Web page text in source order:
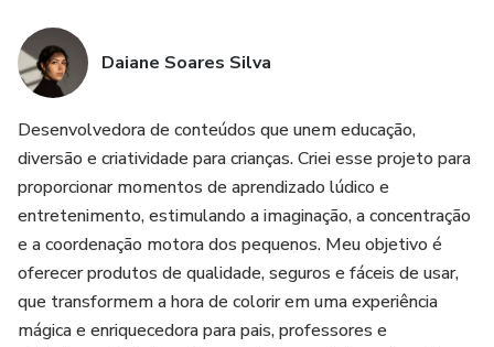
desenvolvimento criativo.
Daiane Soares Silva
Desenvolvedora de conteúdos que unem educação,
diversão e criatividade para crianças. Criei esse projeto para
proporcionar momentos de aprendizado lúdico e
entretenimento, estimulando a imaginação, a concentração
e a coordenação motora dos pequenos. Meu objetivo é
oferecer produtos de qualidade, seguros e fáceis de usar,
que transformem a hora de colorir em uma experiência
mágica e enriquecedora para pais, professores e